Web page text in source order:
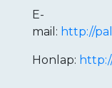
E-
mail: http://
Honlap: